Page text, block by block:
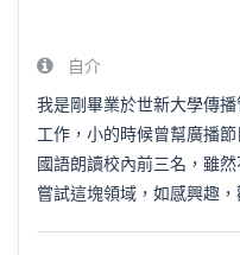
自介
我是剛畢業於世新大學傳
工作，小的時候曾幫廣播
國語朗讀校內前三名，雖
嘗試這塊領域，如感興趣